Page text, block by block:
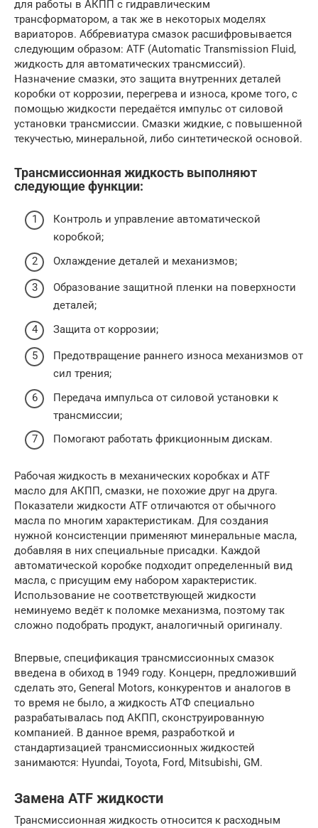
для работы в АКПП с гидравлическим
трансформатором, а так же в некоторых моделях
вариаторов. Аббревиатура смазок расшифровывается
следующим образом: ATF (Automatic Transmission Fluid,
жидкость для автоматических трансмиссий).
Назначение смазки, это защита внутренних деталей
коробки от коррозии, перегрева и износа, кроме того, с
помощью жидкости передаётся импульс от силовой
установки трансмиссии. Смазки жидкие, с повышенной
текучестью, минеральной, либо синтетической основой.
Трансмиссионная жидкость выполняют
следующие функции:
Контроль и управление автоматической
коробкой;
Охлаждение деталей и механизмов;
Образование защитной пленки на поверхности
деталей;
Защита от коррозии;
Предотвращение раннего износа механизмов от
сил трения;
Передача импульса от силовой установки к
трансмиссии;
Помогают работать фрикционным дискам.
Рабочая жидкость в механических коробках и ATF
масло для АКПП, смазки, не похожие друг на друга.
Показатели жидкости ATF отличаются от обычного
масла по многим характеристикам. Для создания
нужной консистенции применяют минеральные масла,
добавляя в них специальные присадки. Каждой
автоматической коробке подходит определенный вид
масла, с присущим ему набором характеристик.
Использование не соответствующей жидкости
неминуемо ведёт к поломке механизма, поэтому так
сложно подобрать продукт, аналогичный оригиналу.
Впервые, спецификация трансмиссионных смазок
введена в обиход в 1949 году. Концерн, предложивший
сделать это, General Motors, конкурентов и аналогов в
то время не было, а жидкость АТФ специально
разрабатывалась под АКПП, сконструированную
компанией. В данное время, разработкой и
стандартизацией трансмиссионных жидкостей
занимаются: Hyundai, Toyota, Ford, Mitsubishi, GM.
Замена ATF жидкости
Трансмиссионная жидкость относится к расходным